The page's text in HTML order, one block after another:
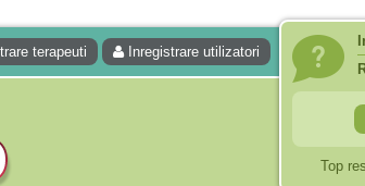
terapeuti Inregistrare utilizatori
Top